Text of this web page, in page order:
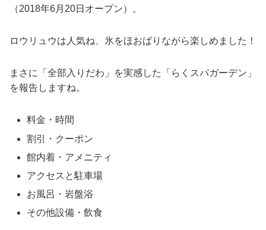
（2018年6月20日オープン）。
ロウリュウは人気ね、氷をほおばりながら楽しめました！
まさに「全部入りだわ」を実感した「らくスパガーデン」
を報告しますね。
料金・時間
割引・クーポン
館内着・アメニティ
アクセスと駐車場
お風呂・岩盤浴
その他設備・飲食